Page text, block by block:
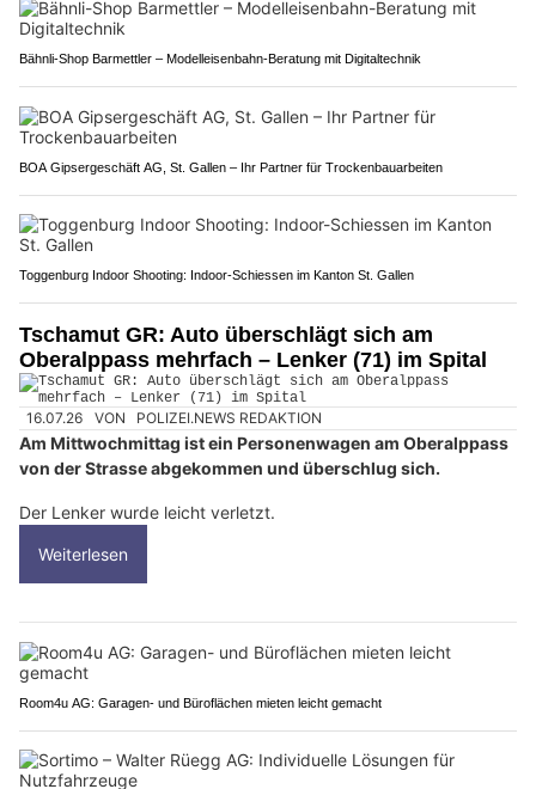
Bähnli-Shop Barmettler – Modelleisenbahn-Beratung mit Digitaltechnik
BOA Gipsergeschäft AG, St. Gallen – Ihr Partner für Trockenbauarbeiten
Toggenburg Indoor Shooting: Indoor-Schiessen im Kanton St. Gallen
Tschamut GR: Auto überschlägt sich am
Oberalppass mehrfach – Lenker (71) im Spital
16.07.26 VON POLIZEI.NEWS REDAKTION
Am Mittwochmittag ist ein Personenwagen am Oberalppass
von der Strasse abgekommen und überschlug sich.
Der Lenker wurde leicht verletzt.
Weiterlesen
Room4u AG: Garagen- und Büroflächen mieten leicht gemacht